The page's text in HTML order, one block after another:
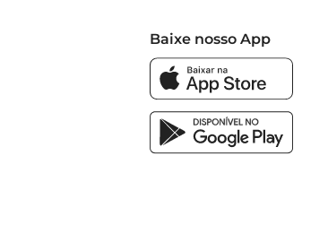
Baixe nosso App